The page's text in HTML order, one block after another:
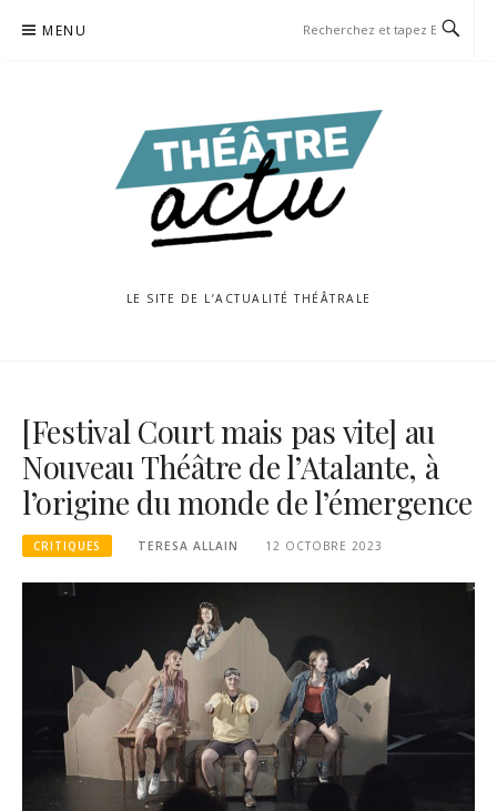
MENU
LE SITE DE L’ACTUALITÉ THÉÂTRALE
[Festival Court mais pas vite] au
Nouveau Théâtre de l’Atalante, à
l’origine du monde de l’émergence
CRITIQUES TERESA ALLAIN 12 OCTOBRE 2023